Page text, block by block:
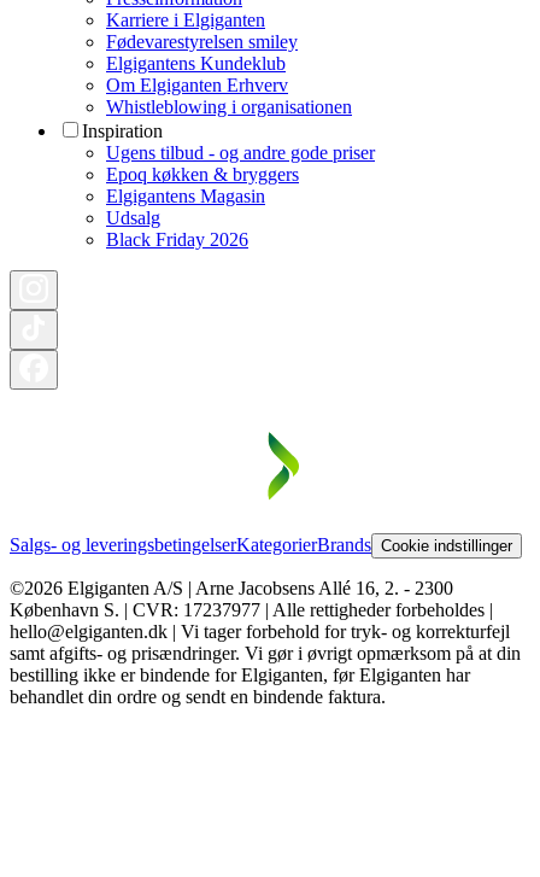
Karriere i Elgiganten
Fødevarestyrelsen smiley
Elgigantens Kundeklub
Om Elgiganten Erhverv
Whistleblowing i organisationen
Inspiration
Ugens tilbud - og andre gode priser
Epoq køkken & bryggers
Elgigantens Magasin
Udsalg
Black Friday 2026
Salgs- og leveringsbetingelserKategorierBrands Cookie indstillinger
©2026 Elgiganten A/S | Arne Jacobsens Allé 16, 2. - 2300
København S. | CVR: 17237977 | Alle rettigheder forbeholdes |
hello@elgiganten.dk | Vi tager forbehold for tryk- og korrekturfejl
samt afgifts- og prisændringer. Vi gør i øvrigt opmærksom på at din
bestilling ikke er bindende for Elgiganten, før Elgiganten har
behandlet din ordre og sendt en bindende faktura.